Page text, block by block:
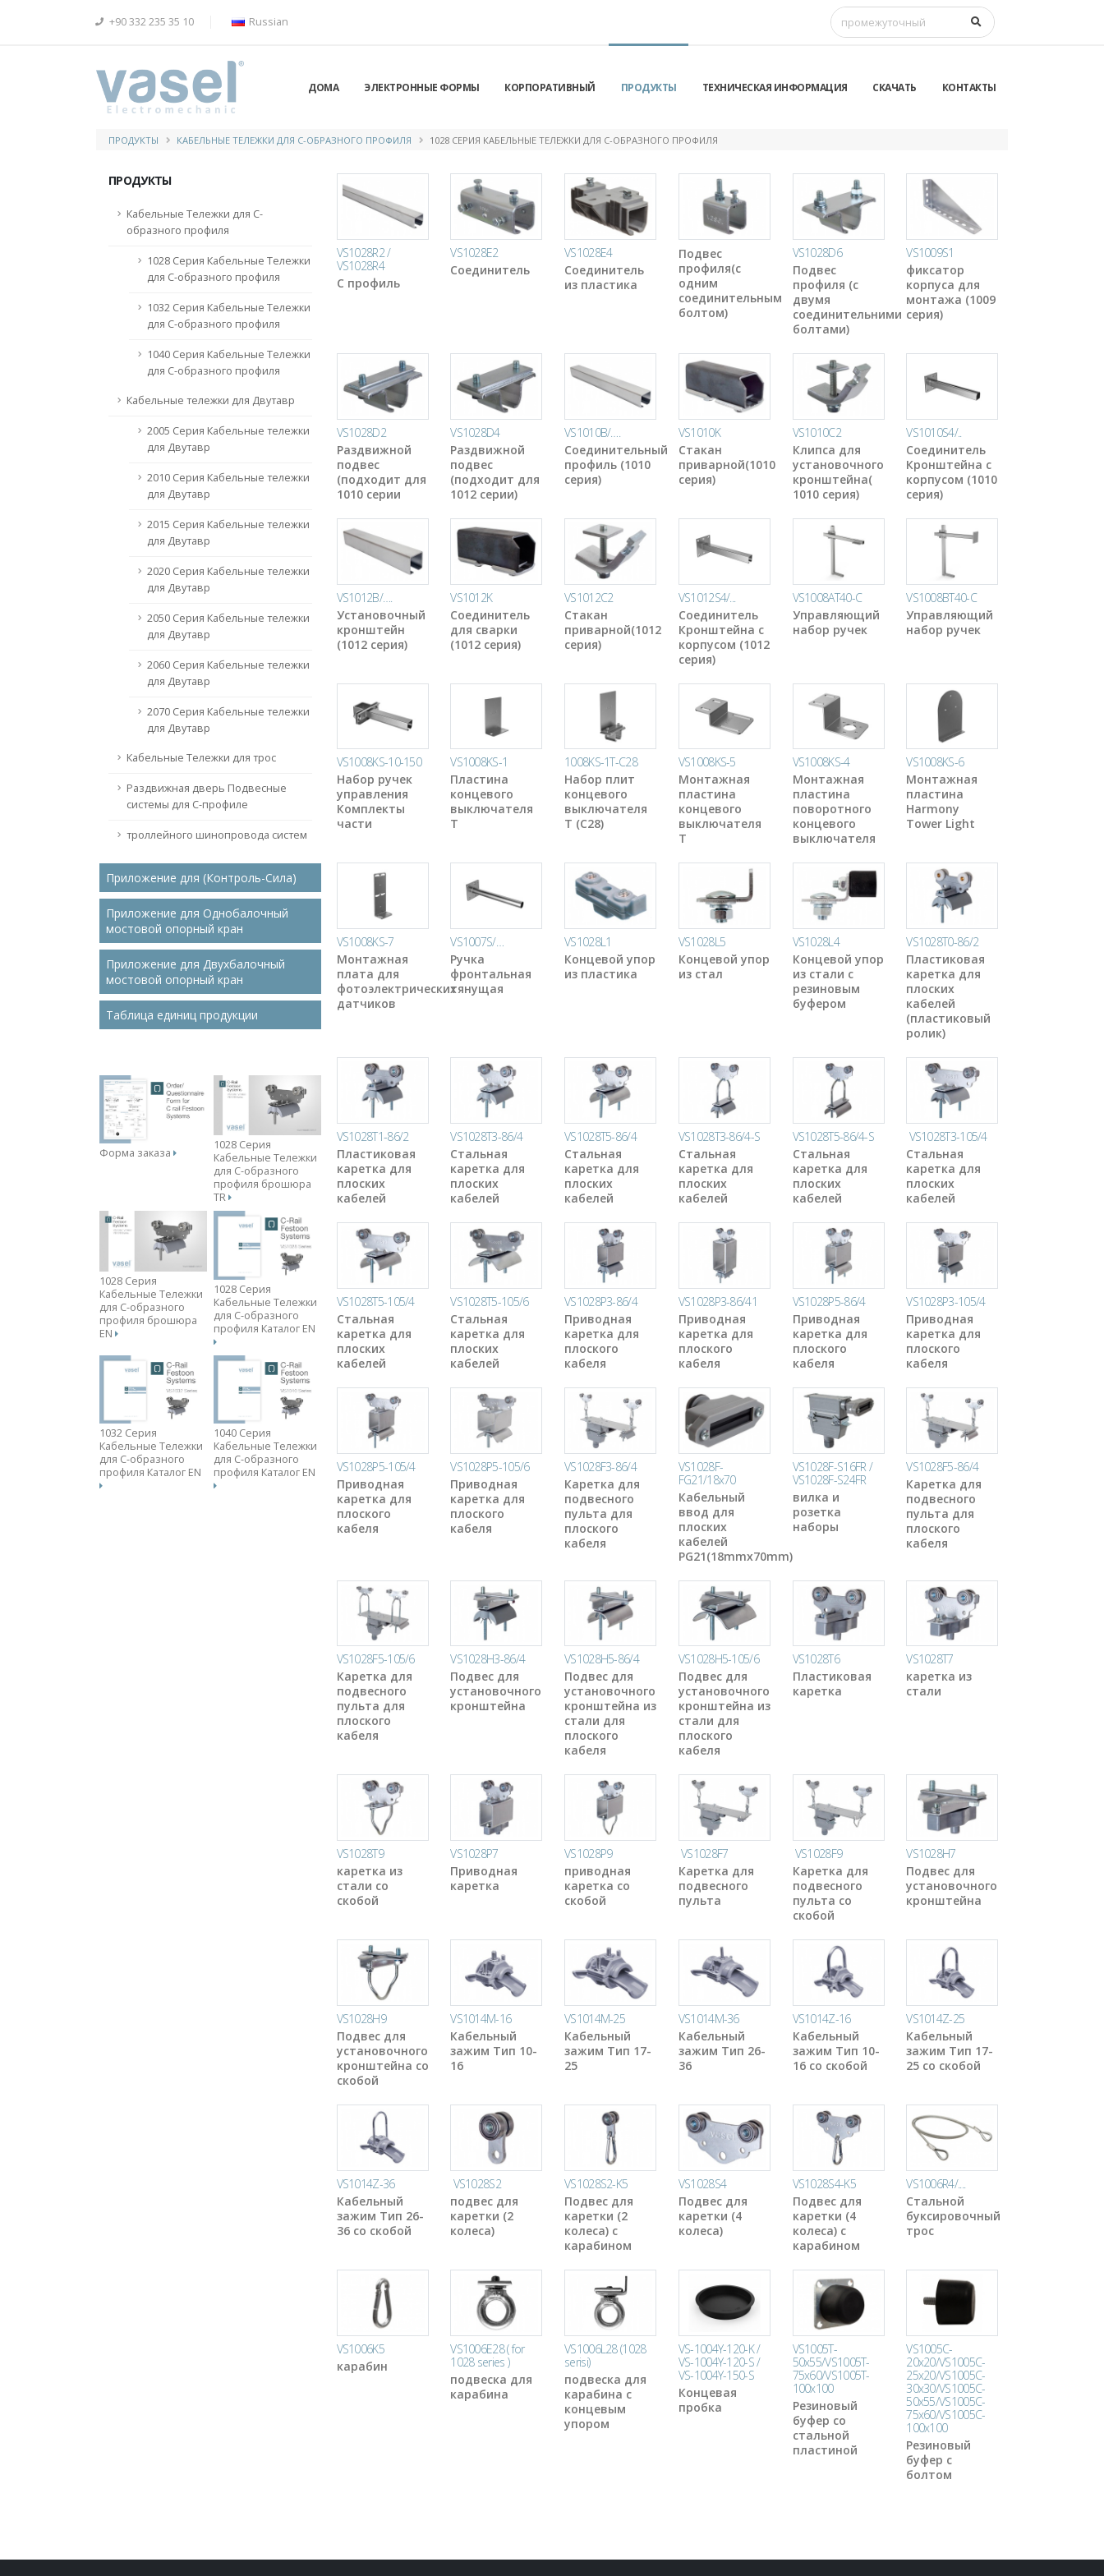
+90 332 235 35 10 Russian
ДОМА ЭЛЕКТРОННЫЕ ФОРМЫ КОРПОРАТИВНЫЙ ПРОДУКТЫ ТЕХНИЧЕСКАЯ ИНФОРМАЦИЯ СКАЧАТЬ КОНТАКТЫ
ПРОДУКТЫ КАБЕЛЬНЫЕ ТЕЛЕЖКИ ДЛЯ С-ОБРАЗНОГО ПРОФИЛЯ 1028 СЕРИЯ КАБЕЛЬНЫЕ ТЕЛЕЖКИ ДЛЯ С-ОБРАЗНОГО ПРОФИЛЯ
ПРОДУКТЫ
Кабельные Тележки для С-
образного профиля
1028 Серия Кабельные Тележки
для С-образного профиля
1032 Серия Кабельные Тележки
для С-образного профиля
1040 Серия Кабельные Тележки
для С-образного профиля
Кабельные тележки для Двутавр
2005 Серия Кабельные тележки
для Двутавр
2010 Серия Кабельные тележки
для Двутавр
2015 Серия Кабельные тележки
для Двутавр
2020 Серия Кабельные тележки
для Двутавр
2050 Серия Кабельные тележки
для Двутавр
2060 Серия Кабельные тележки
для Двутавр
2070 Серия Кабельные тележки
для Двутавр
Кабельные Тележки для трос
Раздвижная дверь Подвесные
системы для C-профиле
троллейного шинопровода систем
Приложение для (Контроль-Сила)
Приложение для Однобалочный
мостовой опорный кран
Приложение для Двухбалочный
мостовой опорный кран
Таблица единиц продукции
Форма заказа
1028 Серия
Кабельные Тележки
для С-образного
профиля брошюра
TR
1028 Серия
Кабельные Тележки
для С-образного
профиля брошюра
EN
1028 Серия
Кабельные Тележки
для С-образного
профиля Каталог EN
1032 Серия
Кабельные Тележки
для С-образного
профиля Каталог EN
1040 Серия
Кабельные Тележки
для С-образного
профиля Каталог EN
VS1028R2 /
VS1028R4
С профиль
VS1028E2
Соединитель
VS1028E4
Соединитель
из пластика
Подвес
профиля(с
одним
соединительным
болтом)
VS1028D6
Подвес
профиля (с
двумя
соединительними
болтами)
VS1009S1
фиксатор
корпуса для
монтажа (1009
серия)
VS1028D2
Раздвижной
подвес
(подходит для
1010 серии
VS1028D4
Раздвижной
подвес
(подходит для
1012 серии)
VS1010B/….
Соединительный
профиль (1010
серия)
VS1010K
Стакан
приварной(1010
серия)
VS1010C2
Клипса для
установочного
кронштейна(
1010 серия)
VS1010S4/..
Соединитель
Кронштейна с
корпусом (1010
серия)
VS1012B/….
Установочный
кронштейн
(1012 серия)
VS1012K
Соединитель
для сварки
(1012 серия)
VS1012C2
Стакан
приварной(1012
серия)
VS1012S4/...
Соединитель
Кронштейна с
корпусом (1012
серия)
VS1008AT40-C
Управляющий
набор ручек
VS1008BT40-C
Управляющий
набор ручек
VS1008KS-10-150
Набор ручек
управления
Комплекты
части
VS1008KS-1
Пластина
концевого
выключателя
T
1008KS-1T-C28
Набор плит
концевого
выключателя
T (C28)
VS1008KS-5
Монтажная
пластина
концевого
выключателя
T
VS1008KS-4
Монтажная
пластина
поворотного
концевого
выключателя
VS1008KS-6
Монтажная
пластина
Harmony
Tower Light
VS1008KS-7
Монтажная
плата для
фотоэлектрических
датчиков
VS1007S/…
Ручка
фронтальная
тянущая
VS1028L1
Концевой упор
из пластика
VS1028L5
Концевой упор
из стал
VS1028L4
Концевой упор
из стали с
резиновым
буфером
VS1028T0-86/2
Пластиковая
каретка для
плоских
кабелей
(пластиковый
ролик)
VS1028T1-86/2
Пластиковая
каретка для
плоских
кабелей
VS1028T3-86/4
Стальная
каретка для
плоских
кабелей
VS1028T5-86/4
Стальная
каретка для
плоских
кабелей
VS1028T3-86/4-S
Стальная
каретка для
плоских
кабелей
VS1028T5-86/4-S
Стальная
каретка для
плоских
кабелей
VS1028T3-105/4
Стальная
каретка для
плоских
кабелей
VS1028T5-105/4
Стальная
каретка для
плоских
кабелей
VS1028T5-105/6
Стальная
каретка для
плоских
кабелей
VS1028P3-86/4
Приводная
каретка для
плоского
кабеля
VS1028P3-86/41
Приводная
каретка для
плоского
кабеля
VS1028P5-86/4
Приводная
каретка для
плоского
кабеля
VS1028P3-105/4
Приводная
каретка для
плоского
кабеля
VS1028P5-105/4
Приводная
каретка для
плоского
кабеля
VS1028P5-105/6
Приводная
каретка для
плоского
кабеля
VS1028F3-86/4
Каретка для
подвесного
пульта для
плоского
кабеля
VS1028F-
FG21/18x70
Кабельный
ввод для
плоских
кабелей
PG21(18mmx70mm)
VS1028F-S16FR /
VS1028F-S24FR
вилка и
розетка
наборы
VS1028F5-86/4
Каретка для
подвесного
пульта для
плоского
кабеля
VS1028F5-105/6
Каретка для
подвесного
пульта для
плоского
кабеля
VS1028H3-86/4
Подвес для
установочного
кронштейна
VS1028H5-86/4
Подвес для
установочного
кронштейна из
стали для
плоского
кабеля
VS1028H5-105/6
Подвес для
установочного
кронштейна из
стали для
плоского
кабеля
VS1028T6
Пластиковая
каретка
VS1028T7
каретка из
стали
VS1028T9
каретка из
стали со
скобой
VS1028P7
Приводная
каретка
VS1028P9
приводная
каретка со
скобой
VS1028F7
Каретка для
подвесного
пульта
VS1028F9
Каретка для
подвесного
пульта со
скобой
VS1028H7
Подвес для
установочного
кронштейна
VS1028H9
Подвес для
установочного
кронштейна со
скобой
VS1014M-16
Кабельный
зажим Тип 10-
16
VS1014M-25
Кабельный
зажим Тип 17-
25
VS1014M-36
Кабельный
зажим Тип 26-
36
VS1014Z-16
Кабельный
зажим Тип 10-
16 со скобой
VS1014Z-25
Кабельный
зажим Тип 17-
25 со скобой
VS1014Z-36
Кабельный
зажим Тип 26-
36 со скобой
VS1028S2
подвес для
каретки (2
колеса)
VS1028S2-K5
Подвес для
каретки (2
колеса) с
карабином
VS1028S4
Подвес для
каретки (4
колеса)
VS1028S4-K5
Подвес для
каретки (4
колеса) с
карабином
VS1006R4/....
Стальной
буксировочный
трос
VS1006K5
карабин
VS1006E28 ( for
1028 series )
подвеска для
карабина
VS1006L28 (1028
serisi)
подвеска для
карабина с
концевым
упором
VS-1004Y-120-K /
VS-1004Y-120-S /
VS-1004Y-150-S
Концевая
пробка
VS1005T-
50x55/VS1005T-
75x60/VS1005T-
100x100
Резиновый
буфер со
стальной
пластиной
VS1005C-
20x20/VS1005C-
25x20/VS1005C-
30x30/VS1005C-
50x55/VS1005C-
75x60/VS1005C-
100x100
Резиновый
буфер с
болтом